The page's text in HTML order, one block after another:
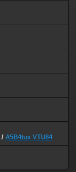
/ A5B4tux VTU84